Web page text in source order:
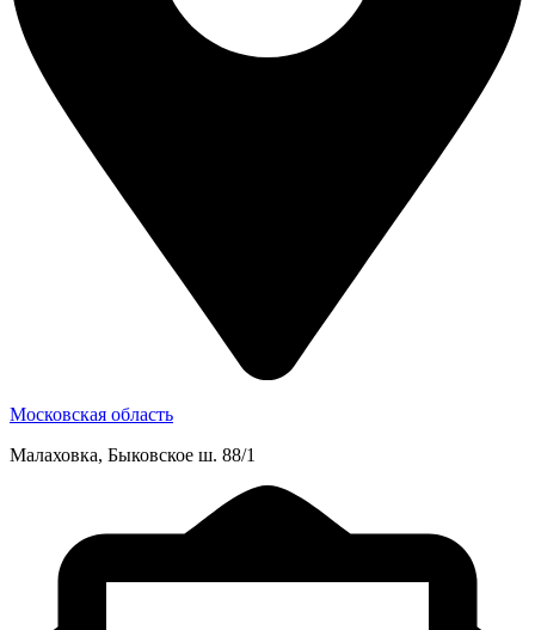
Московская область
Малаховка, Быковское ш. 88/1